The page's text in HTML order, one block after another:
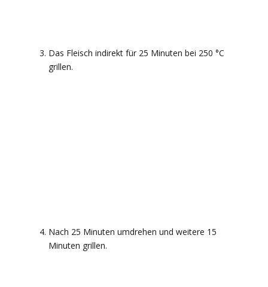
Das Fleisch indirekt für 25 Minuten bei 250 °C
grillen.
Nach 25 Minuten umdrehen und weitere 15
Minuten grillen.